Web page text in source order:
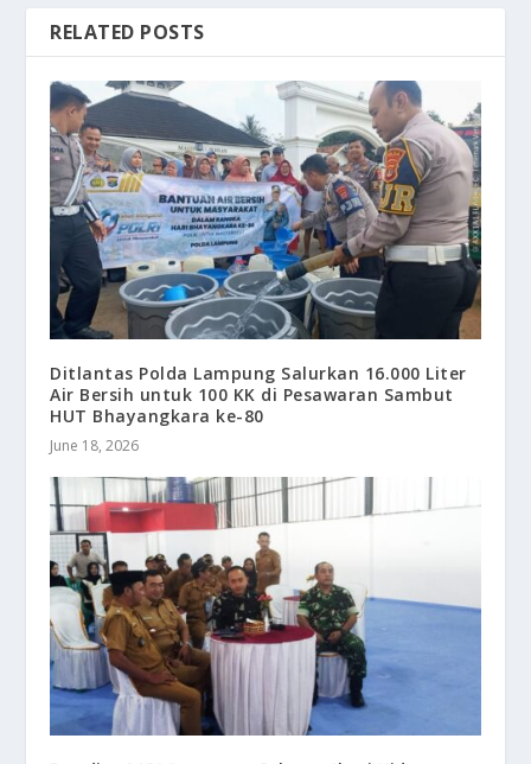
RELATED POSTS
Ditlantas Polda Lampung Salurkan 16.000 Liter
Air Bersih untuk 100 KK di Pesawaran Sambut
HUT Bhayangkara ke-80
June 18, 2026